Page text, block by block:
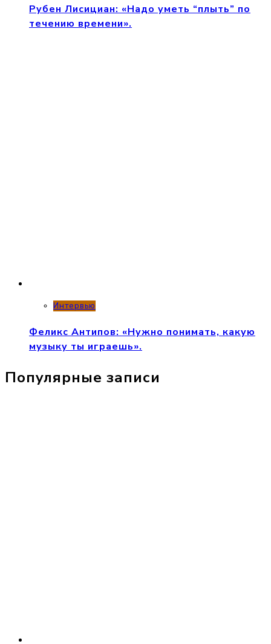
Рубен Лисициан: «Надо уметь “плыть” по
течению времени».
Интервью
Феликс Антипов: «Нужно понимать, какую
музыку ты играешь».
Популярные записи